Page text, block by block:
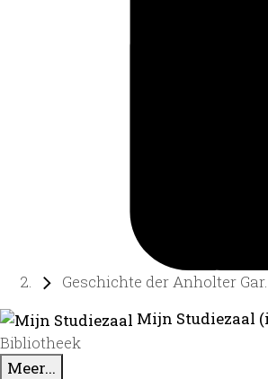
Geschichte der Anholter Gar...
Mijn Studiezaal
Bibliotheek
Meer...